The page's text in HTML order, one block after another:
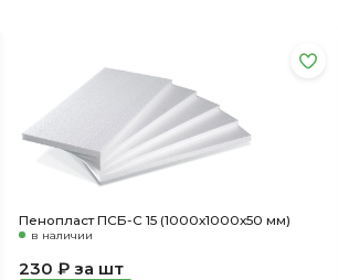
Пенопласт ПСБ-С 15 (1000х1000х50 мм)
в наличии
230 ₽ за шт